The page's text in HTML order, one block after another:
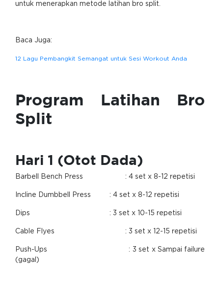
untuk menerapkan metode latihan bro split.
Baca Juga:
12 Lagu Pembangkit Semangat untuk Sesi Workout Anda
Program Latihan Bro
Split
Hari 1 (Otot Dada)
Barbell Bench Press : 4 set x 8-12 repetisi
Incline Dumbbell Press : 4 set x 8-12 repetisi
Dips : 3 set x 10-15 repetisi
Cable Flyes : 3 set x 12-15 repetisi
Push-Ups
: 3 set x Sampai failure
(gagal)